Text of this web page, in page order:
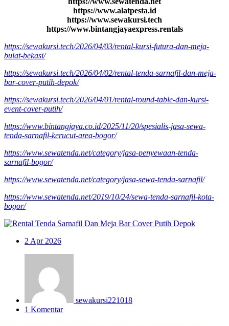
https://www.alatpesta.id
https://www.sewakursi.tech
https://www.bintangjayaexpress.rentals
https://sewakursi.tech/2026/04/03/rental-kursi-futura-dan-meja-
bulat-bekasi/
https://sewakursi.tech/2026/04/02/rental-tenda-sarnafil-dan-meja-
bar-cover-putih-depok/
https://sewakursi.tech/2026/04/01/rental-round-table-dan-kursi-
event-cover-putih/
https://www.bintangjaya.co.id/2025/11/20/spesialis-jasa-sewa-
tenda-sarnafil-kerucut-area-bogor/
https://www.sewatenda.net/category/jasa-penyewaan-tenda-
sarnafil-bogor/
https://www.sewatenda.net/category/jasa-sewa-tenda-sarnafil/
https://www.sewatenda.net/2019/10/24/sewa-tenda-sarnafil-kota-
bogor/
2Apr 2026
sewakursi221018
1 Komentar